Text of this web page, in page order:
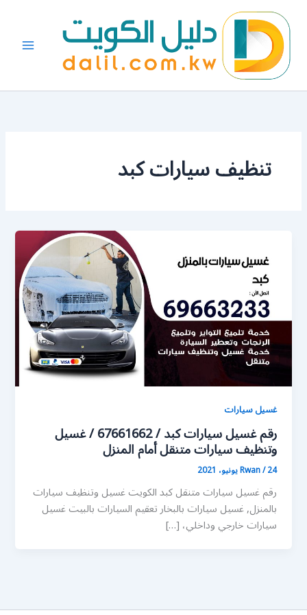
المحتوى
تنظيف سيارات كبد
غسيل سيارات
رقم غسيل سيارات كبد / 67661662 / غسيل
وتنظيف سيارات متنقل أمام المنزل
Rwan/24 يونيو، 2021
رقم غسيل سيارات متنقل كبد الكويت غسيل وتنظيف سيارات
بالمنزل, غسيل سيارات بالبخار تعقيم السيارات بالبيت غسيل
سيارات خارجي وداخلي، […]